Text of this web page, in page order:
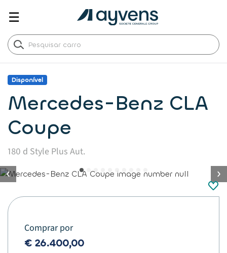
☰
Disponível
Mercedes-Benz CLA
Coupe
180 d Style Plus Aut.
button.previous
Comprar por
€ 26.400,00